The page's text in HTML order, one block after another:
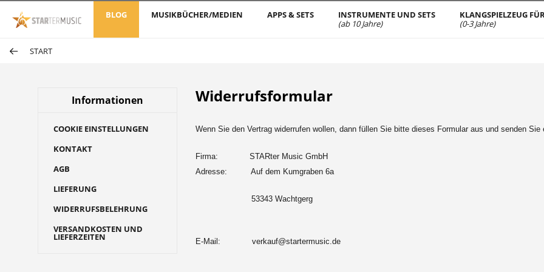
BLOG MUSIKBÜCHER/MEDIEN APPS & SETS
INSTRUMENTE UND SETS
(ab 10 Jahre)
KLANGSPIELZEUG
(0-3 Jahre)
START
Informationen
COOKIE EINSTELLUNGEN
KONTAKT
AGB
LIEFERUNG
WIDERRUFSBELEHRUNG
VERSANDKOSTEN UND
LIEFERZEITEN
Widerrufsformular
Wenn Sie den Vertrag widerrufen wollen, dann füllen Sie bitte dieses Formular aus und senden Sie
Firma:
STARter Music GmbH
Adresse:
Auf dem Kumgraben 6a
53343 Wachtgerg
E-Mail: verkauf@startermusic.de